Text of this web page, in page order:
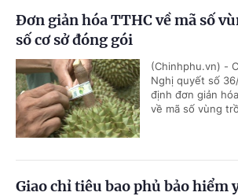
Đơn giản hóa TTHC về mã số
số cơ sở đóng gói
(Chinhphu.vn) -
Nghị quyết số
định đơn giản
về mã số vùng
Giao chỉ tiêu bao phủ bảo hiểm